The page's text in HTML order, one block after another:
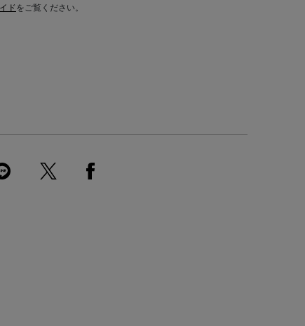
ドをご覧ください。